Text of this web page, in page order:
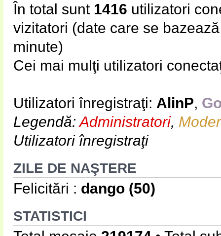
În total sunt 1416 utilizatori
vizitatori (date care se
minute)
Cei mai mulţi utilizatori
Utilizatori înregistraţi: AlinP,
Legendă:Administratori,
Utilizatori înregistraţi
ZILE DE NAŞTERE
Felicitări : dango (50)
STATISTICI